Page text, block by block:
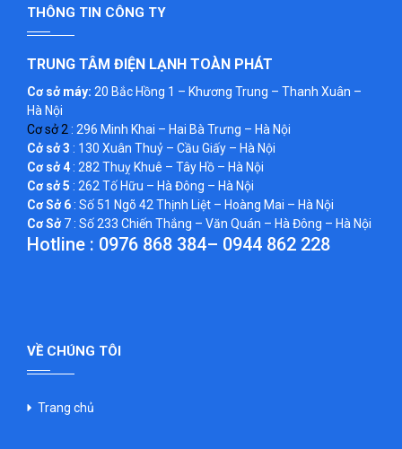
THÔNG TIN CÔNG TY
TRUNG TÂM ĐIỆN LẠNH TOÀN PHÁT
Cơ sở máy: 20 Bắc Hồng 1 – Khương Trung – Thanh Xuân –
Hà Nội
Cơ sở 2 : 296 Minh Khai – Hai Bà Trưng – Hà Nội
Cở sở 3 : 130 Xuân Thuỷ – Cầu Giấy – Hà Nội
Cơ sở 4: 282 Thuỵ Khuê – Tây Hồ – Hà Nội
Cơ sở 5 : 262 Tố Hữu – Hà Đông – Hà Nội
Cơ Sở 6: Số 51 Ngõ 42 Thịnh Liệt – Hoàng Mai – Hà Nội
Cơ Sở7 : Số 233 Chiến Thắng – Văn Quán – Hà Đông – Hà Nội
Hotline : 0976 868 384– 0944 862 228
VỀ CHÚNG TÔI
Trang chủ